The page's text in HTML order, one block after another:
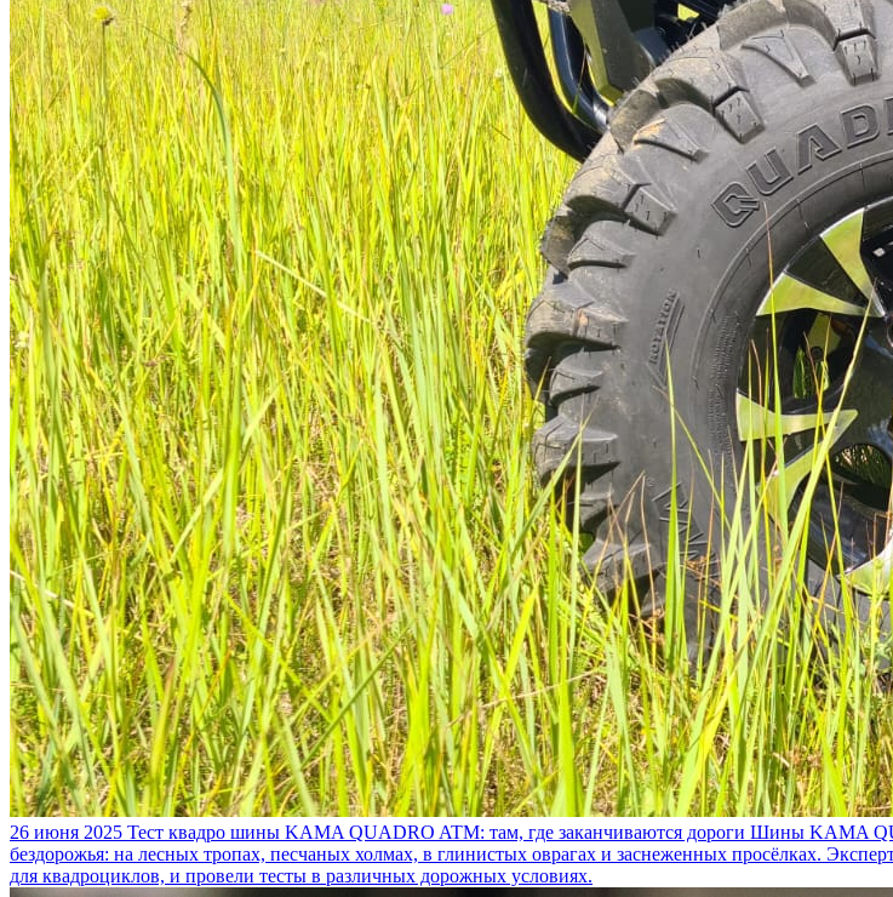
26 июня 2025 Тест квадро шины KAMA QUADRO ATM: там, где заканчиваются дороги Шины KAMA
бездорожья: на лесных тропах, песчаных холмах, в глинистых оврагах и заснеженных просёлках.
для квадроциклов, и провели тесты в различных дорожных условиях.